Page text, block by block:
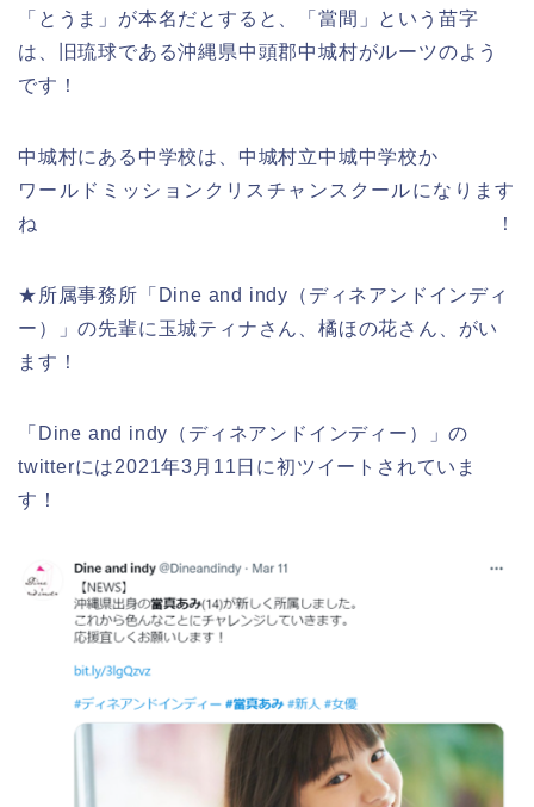
「とうま」が本名だとすると、「當間」という苗字
は、旧琉球である沖縄県中頭郡中城村がルーツのよう
です！
中城村にある中学校は、中城村立中城中学校か
ワールドミッションクリスチャンスクールになります
ね！
★所属事務所「Dine and indy（ディネアンドインディ
ー）」の先輩に玉城ティナさん、橘ほの花さん、がい
ます！
「Dine and indy（ディネアンドインディー）」の
twitterには2021年3月11日に初ツイートされていま
す！